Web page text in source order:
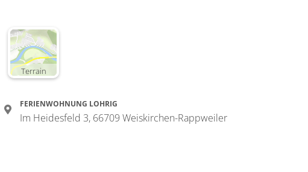
Terrain
FERIENWOHNUNG LOHRIG
Im Heidesfeld 3, 66709 Weiskirchen-Rappweiler